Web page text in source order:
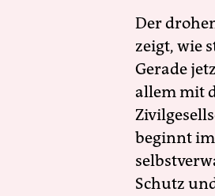
Der
zeigt, wie
Gerade
allem mit
beginnt
Schutz